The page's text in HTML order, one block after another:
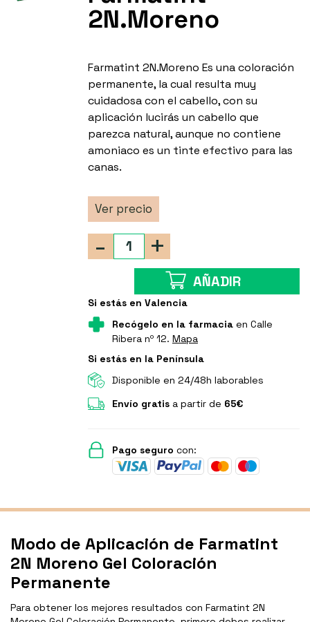
2N.Moreno
Farmatint 2N.Moreno Es una coloración
permanente, la cual resulta muy
cuidadosa con el cabello, con su
aplicación lucirás un cabello que
parezca natural, aunque no contiene
amoniaco es un tinte efectivo para las
canas.
Ver precio
+
-
AÑADIR
Si estás en Valencia
Recógelo en la farmaciaen Calle
Ribera nº 12. Mapa
Si estás en la Península
Disponible en 24/48h laborables
Envío gratisa partir de 65€
Pago seguro con:
Modo de Aplicación de Farmatint
2N Moreno Gel Coloración
Permanente
Para obtener los mejores resultados con Farmatint 2N